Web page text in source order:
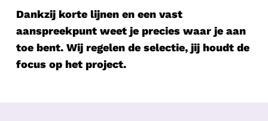
Dankzij korte lijnen en een vast
aanspreekpunt weet je precies waar je aan
toe bent. Wij regelen de selectie, jij houdt de
focus op het project.